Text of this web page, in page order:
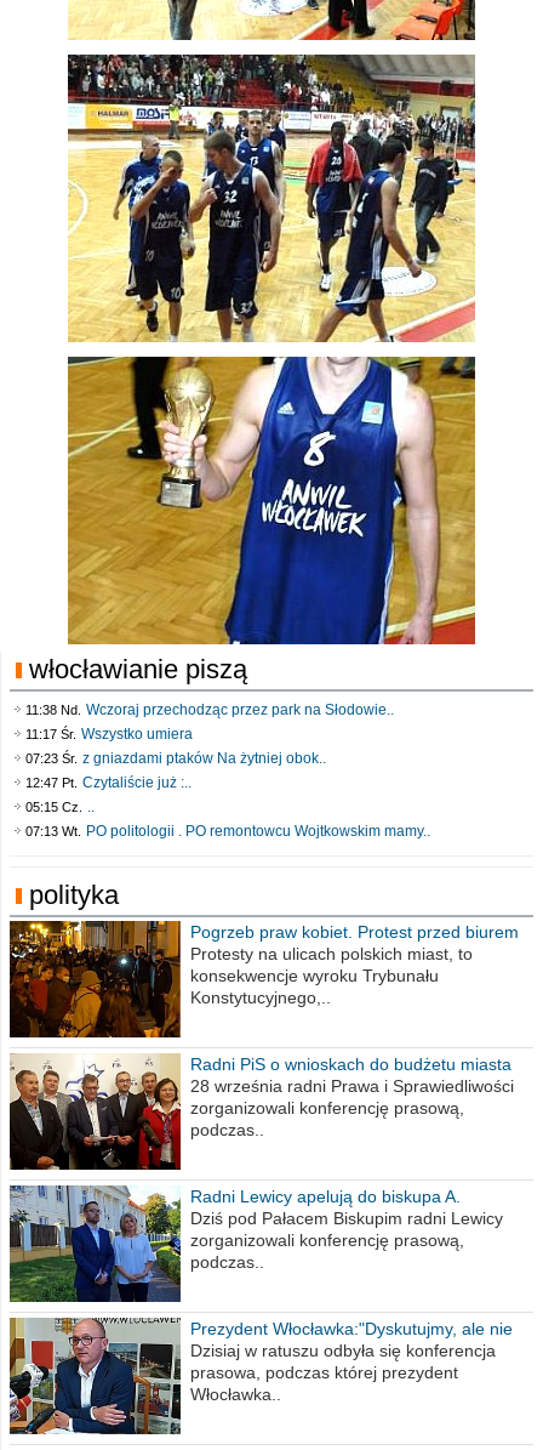
włocławianie piszą
11:38 Nd. Wczoraj przechodząc przez park na Słodowie..
11:17 Śr. Wszystko umiera
07:23 Śr. z gniazdami ptaków Na żytniej obok..
12:47 Pt. Czytaliście już :..
05:15 Cz. ..
07:13 Wt. PO politologii . PO remontowcu Wojtkowskim mamy..
polityka
Pogrzeb praw kobiet. Protest przed biurem
poselskim PiS
Protesty na ulicach polskich miast, to
konsekwencje wyroku Trybunału
Konstytucyjnego,..
Radni PiS o wnioskach do budżetu miasta
na 2021 rok
28 września radni Prawa i Sprawiedliwości
zorganizowali konferencję prasową,
podczas..
Radni Lewicy apelują do biskupa A.
Wiesława Meringa
Dziś pod Pałacem Biskupim radni Lewicy
zorganizowali konferencję prasową,
podczas..
Prezydent Włocławka:"Dyskutujmy, ale nie
obrażajmy się”
Dzisiaj w ratuszu odbyła się konferencja
prasowa, podczas której prezydent
Włocławka..